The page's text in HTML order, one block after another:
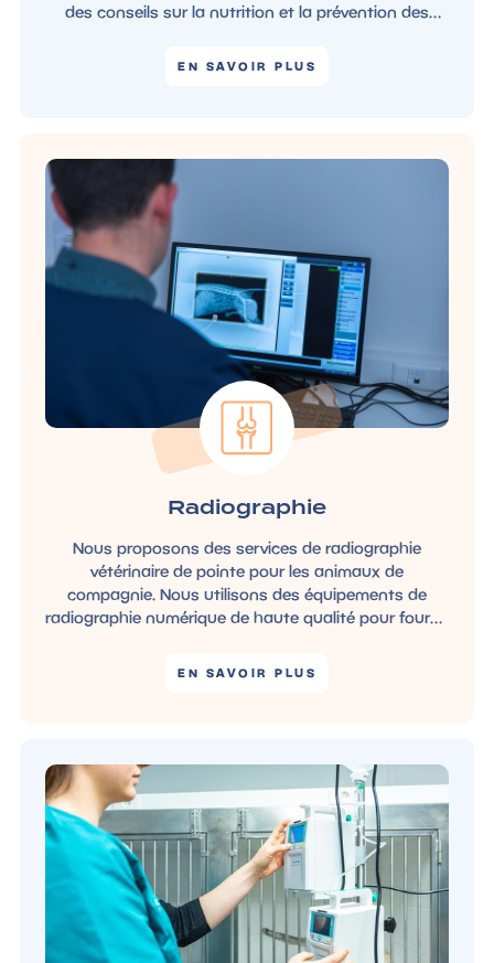
des conseils sur la nutrition et la prévention des
pour assurer la santé de votre animal de compagnie
EN SAVOIR PLUS
Radiographie
Nous proposons des services de radiographie
vétérinaire de pointe pour les animaux de
compagnie. Nous utilisons des équipements de
radiographie numérique de haute qualité pour fournir
EN SAVOIR PLUS